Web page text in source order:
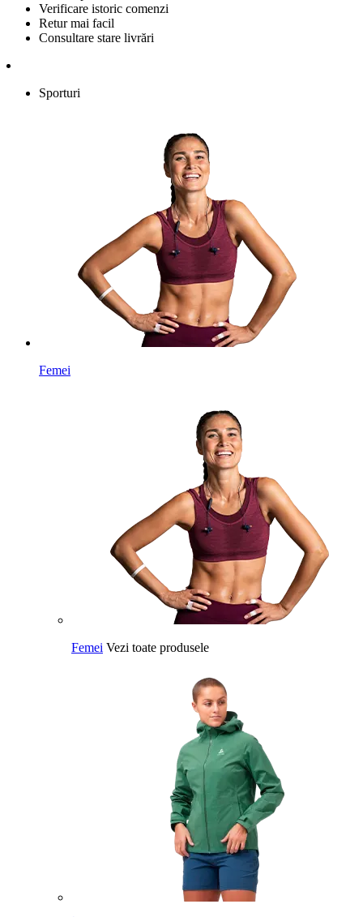
Verificare istoric comenzi
Retur mai facil
Consultare stare livrări
Sporturi
Femei
Femei Vezi toate produsele